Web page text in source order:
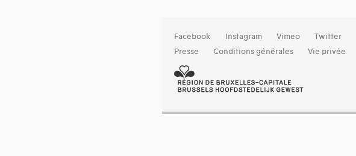
Facebook Instagram Vimeo Twitter
Presse
Conditions générales Vie privée